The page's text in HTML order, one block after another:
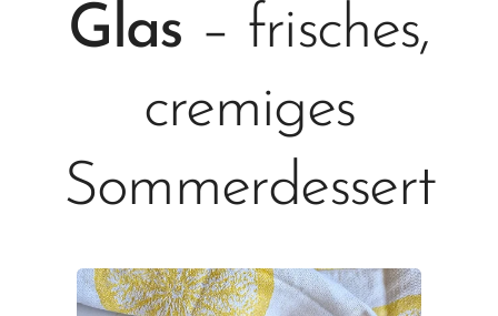
Glas – frisches,
cremiges
Sommerdessert